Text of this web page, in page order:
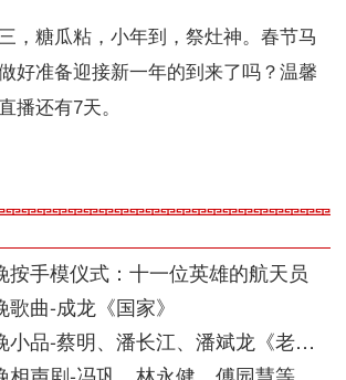
糖瓜粘，小年到，祭灶神。春节马
好准备迎接新一年的到来了吗？温馨
播还有7天。
按手模仪式：十一位英雄的航天员
曲-成龙《国家》
2017央视春晚小品-蔡明、潘长江、潘斌龙《老伴》
2017央视春晚相声剧-冯巩、林永健、傅园慧等《信任》